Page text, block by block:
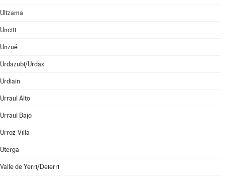
Ultzama
Unciti
Unzué
Urdazubi/Urdax
Urdiain
Urraul Alto
Urraul Bajo
Urroz-Villa
Uterga
Valle de Yerri/Deierri